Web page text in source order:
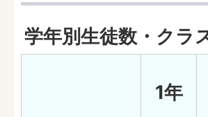
学年別生徒数・クラ
1年